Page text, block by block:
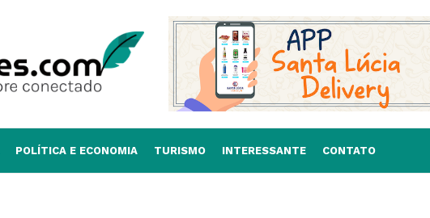
POLÍTICA E ECONOMIA TURISMO INTERESSANTE CONTATO